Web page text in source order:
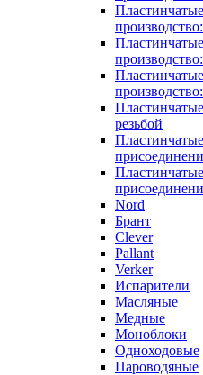
резьбой
Nord
Брант
Clever
Pallant
Verker
Испарители
Масляные
Медные
Моноблоки
Одноходовые
Пароводяные